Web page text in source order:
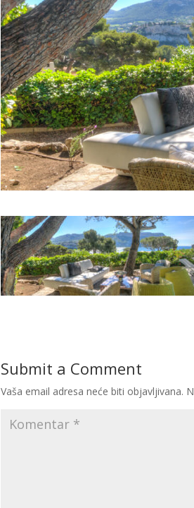
Submit a Comment
Vaša email adresa neće biti objavljivana.